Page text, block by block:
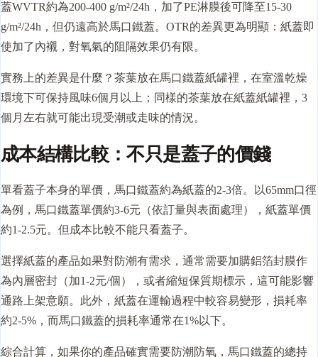
蓋WVTR約為200-400 g/m²/24h，加了PE淋膜後可降至15-30
g/m²/24h，但仍遠高於馬口鐵蓋。OTR的差異更為明顯：紙蓋即
使加了內襯，對氧氣的阻隔效果仍有限。
實務上的差異是什麼？茶葉放在馬口鐵蓋紙罐裡，在室溫乾燥
環境下可保持風味6個月以上；同樣的茶葉放在紙蓋紙罐裡，3
個月左右就可能出現受潮或走味的情況。
成本結構比較：不只是蓋子的價錢
單看蓋子本身的單價，馬口鐵蓋約為紙蓋的2-3倍。以65mm口徑
為例，馬口鐵蓋單價約3-6元（依訂量與表面處理），紙蓋單價
約1-2.5元。但成本比較不能只看蓋子。
選擇紙蓋的產品如果對防潮有需求，通常需要加購鋁箔封膜作
為內層密封（加1-2元/個），或者縮短保質期標示，這可能影響
通路上架意願。此外，紙蓋在運輸過程中較容易變形，損耗率
約2-5%，而馬口鐵蓋的損耗率通常在1%以下。
綜合計算，如果你的產品確實需要防潮防氧，馬口鐵蓋的總持